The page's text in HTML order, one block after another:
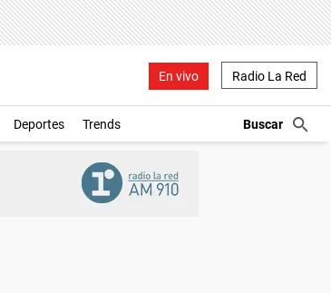
En vivo Radio La Red
Deportes Trends